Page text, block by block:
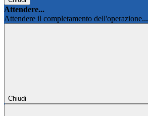
Attendere...
Attendere il completamento dell'operazione...
Chiudi